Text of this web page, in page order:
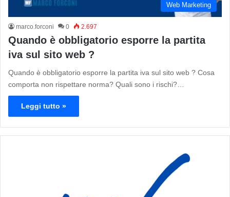
Web Marketing
marco.forconi 0 2.697
Quando è obbligatorio esporre la partita
iva sul sito web ?
Quando è obbligatorio esporre la partita iva sul sito web ? Cosa
comporta non rispettare norma? Quali sono i rischi?…
Leggi tutto »